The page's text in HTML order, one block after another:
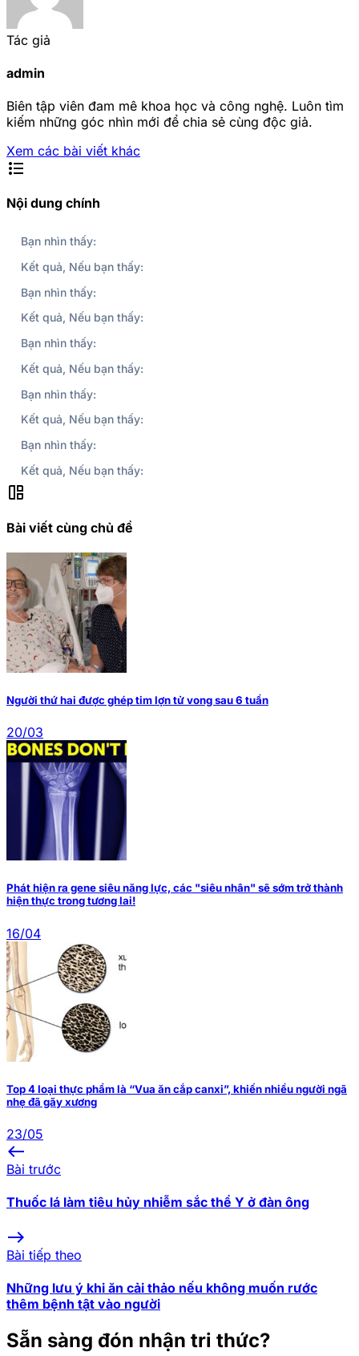
Tác giả
admin
Biên tập viên đam mê khoa học và công nghệ. Luôn tìm
kiếm những góc nhìn mới để chia sẻ cùng độc giả.
Xem các bài viết khác
format_list_bulleted
Nội dung chính
Bạn nhìn thấy:
Kết quả, Nếu bạn thấy:
Bạn nhìn thấy:
Kết quả, Nếu bạn thấy:
Bạn nhìn thấy:
Kết quả, Nếu bạn thấy:
Bạn nhìn thấy:
Kết quả, Nếu bạn thấy:
Bạn nhìn thấy:
Kết quả, Nếu bạn thấy:
auto_awesome_mosaic
Bài viết cùng chủ đề
Người thứ hai được ghép tim lợn tử vong sau 6 tuần
20/03
Phát hiện ra gene siêu năng lực, các "siêu nhân" sẽ sớm trở thành
hiện thực trong tương lai!
16/04
Top 4 loại thực phẩm là “Vua ăn cắp canxi”, khiến nhiều người ngã
nhẹ đã gãy xương
23/05
west
Bài trước
Thuốc lá làm tiêu hủy nhiễm sắc thể Y ở đàn ông
east
Bài tiếp theo
Những lưu ý khi ăn cải thảo nếu không muốn rước
thêm bệnh tật vào người
Sẵn sàng đón nhận tri thức?